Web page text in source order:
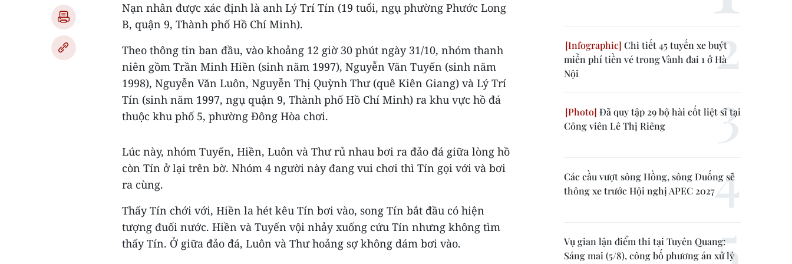
Nạn nhân được xác định là anh Lý Trí Tín (19 tuổi, ngụ phường Phước Long
B, quận 9, Thành phố Hồ Chí Minh).
Theo thông tin ban đầu, vào khoảng 12 giờ 30 phút ngày 31/10, nhóm thanh
niên gồm Trần Minh Hiền (sinh năm 1997), Nguyễn Văn Tuyến (sinh năm
1998), Nguyễn Văn Luôn, Nguyễn Thị Quỳnh Thư (quê Kiên Giang) và Lý Trí
Tín (sinh năm 1997, ngụ quận 9, Thành phố Hồ Chí Minh) ra khu vực hồ đá
thuộc khu phố 5, phường Đông Hòa chơi.
Lúc này, nhóm Tuyến, Hiền, Luôn và Thư rủ nhau bơi ra đảo đá giữa lòng hồ
còn Tín ở lại trên bờ. Nhóm 4 người này đang vui chơi thì Tín gọi với và bơi
ra cùng.
Thấy Tín chới với, Hiền la hét kêu Tín bơi vào, song Tín bắt đầu có hiện
tượng đuối nước. Hiền và Tuyến vội nhảy xuống cứu Tín nhưng không tìm
thấy Tín. Ở giữa đảo đá, Luôn và Thư hoảng sợ không dám bơi vào.
Chi tiết 45 tuyến xe buýt
miễn phí tiền vé trong Vành đai 1 ở Hà
Nội
Đã quy tập 29 bộ hài cốt liệt sĩ tại
Công viên Lê Thị Riêng
Các cầu vượt sông Hồng, sông Đuống sẽ
thông xe trước Hội nghị APEC 2027
Vụ gian lận điểm thi tại Tuyên Quang:
Sáng mai (5/8), công bố phương án xử lý